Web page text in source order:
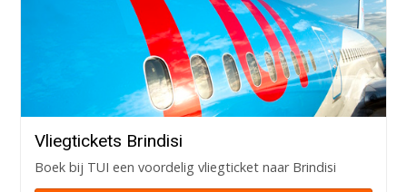
Vliegtickets Brindisi
Boek bij TUI een voordelig vliegticket naar Brindisi